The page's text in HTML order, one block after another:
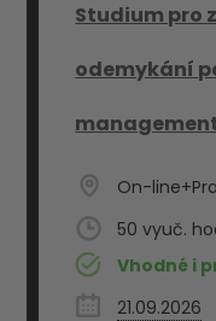
Studium pro
odemykání
On-
50
Vhodné i
21.09.2026